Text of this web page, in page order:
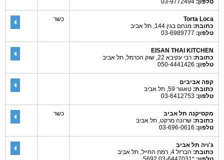
טלפון:
Torta Loca
כתובת: מנחם בגין 144, תל אביב
טלפון:
כשר
EISAN THAI KITCHEN
כתובת: רבי עקיבא 22, שוק הכרמל, תל אביב
טלפון:
קפה אביבים
כתובת: טאגור 59, תל אביב
טלפון:
מקסיקנה תל אביב
כתובת: שרונה מרקט, תל אביב
טלפון:
כשר
ג'ויה תל אביב
כתובת: הברזל 4, רמת החייל, תל אביב